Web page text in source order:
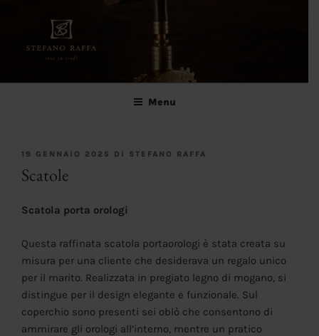
Stefano Raffa
Menu
PUBBLICATO
19 GENNAIO 2025 DI STEFANO RAFFA
Scatole
Scatola porta orologi
Questa raffinata scatola portaorologi è stata creata su
misura per una cliente che desiderava un regalo unico
per il marito. Realizzata in pregiato legno di mogano, si
distingue per il design elegante e funzionale. Sul
coperchio sono presenti sei oblò che consentono di
ammirare gli orologi all’interno, mentre un pratico